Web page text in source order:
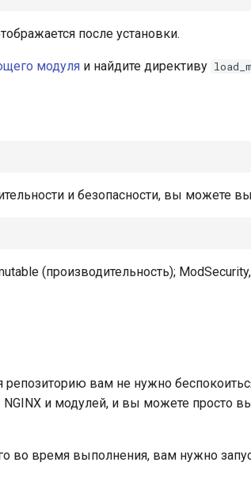
после установки.
модуля и найдите директиву
и безопасности, вы можете
(производительность);
вам не нужно
и модулей, и вы можете просто
во время выполнения, вам нужно